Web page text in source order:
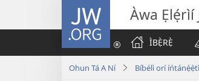
JW.ORG Àwa Ẹlẹ́rìí
ÌBẸ̀RẸ̀
Ohun Tá A Ní Bíbélì orí íńtánẹ́ẹ̀tì